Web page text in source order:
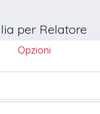
per Relatore
Opzioni